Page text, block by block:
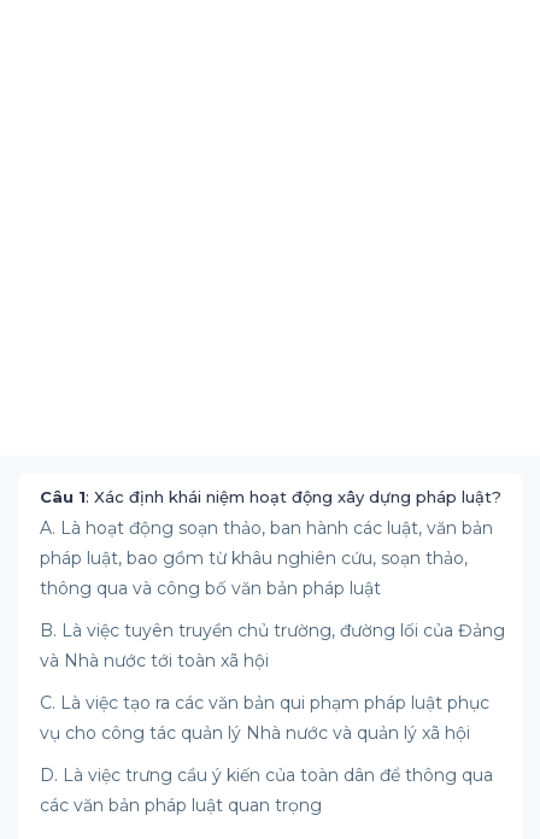
Câu 1: Xác định khái niệm hoạt động xây dựng pháp luật?
A. Là hoạt động soạn thảo, ban hành các luật, văn bản
pháp luật, bao gồm từ khâu nghiên cứu, soạn thảo,
thông qua và công bố văn bản pháp luật
B. Là việc tuyên truyền chủ trường, đường lối của Đảng
và Nhà nước tới toàn xã hội
C. Là việc tạo ra các văn bản qui phạm pháp luật phục
vụ cho công tác quản lý Nhà nước và quản lý xã hội
D. Là việc trưng cầu ý kiến của toàn dân để thông qua
các văn bản pháp luật quan trọng